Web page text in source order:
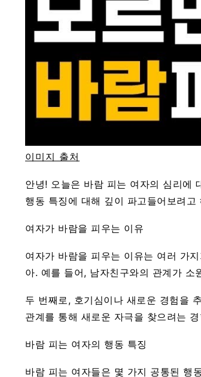
이미지 출처
안녕! 오늘은 바람 피는 여자의 심리에
행동 특징에 대해 깊이 파고들어보려고
여자가 바람을 피우는 이유
여자가 바람을 피우는 이유는 여러 가
아. 예를 들어, 남자친구와의 관계가 소
두 번째로, 호기심이나 새로운 경험을
관계를 통해 새로운 자극을 찾으려는
바람 피는 여자의 행동 특징
바람 피는 여자들은 몇 가지 공통된 행